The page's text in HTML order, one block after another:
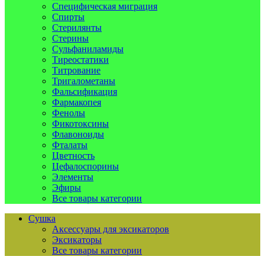
Специфическая миграция
Спирты
Стерилянты
Стерины
Сульфаниламиды
Тиреостатики
Титрование
Тригалометаны
Фальсификация
Фармакопея
Фенолы
Фикотоксины
Флавоноиды
Фталаты
Цветность
Цефалоспорины
Элементы
Эфиры
Все товары категории
Сушка
Аксессуары для эксикаторов
Эксикаторы
Все товары категории